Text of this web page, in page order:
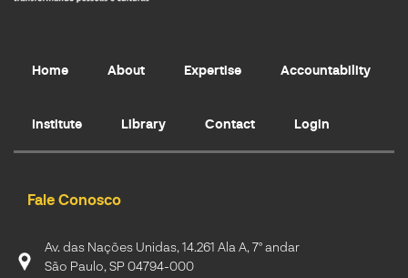
Home About Expertise Accountability
Institute Library Contact Login
Fale Conosco
Av. das Nações Unidas, 14.261 Ala A, 7º andar
São Paulo, SP 04794-000